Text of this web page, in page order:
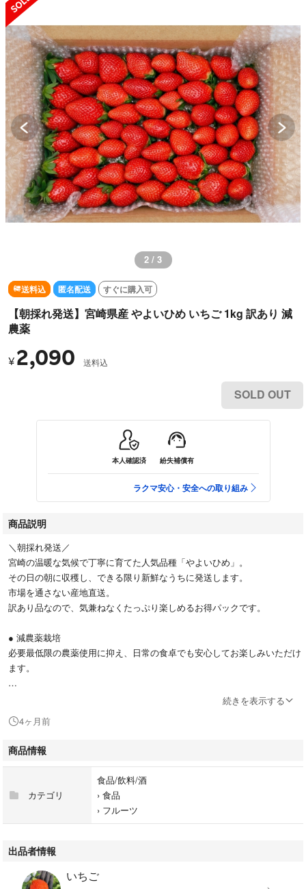
2 / 3
送料込 匿名配送 すぐに購入可
【朝採れ発送】宮崎県産 やよいひめ いちご 1kg 訳あり 減
農薬
¥ 2,090 送料込
SOLD OUT
本人確認済 紛失補償有
ラクマ安心・安全への取り組み
商品説明
＼朝採れ発送／
宮崎の温暖な気候で丁寧に育てた人気品種「やよいひめ」。
その日の朝に収穫し、できる限り新鮮なうちに発送します。
市場を通さない産地直送。
訳あり品なので、気兼ねなくたっぷり楽しめるお得パックです。
● 減農薬栽培
必要最低限の農薬使用に抑え、日常の食卓でも安心してお楽しみいただけ
ます。
みずみずしさと香りをそのままお届けします。
● 訳ありだからこそのお得感
サイズ不揃い・軽微なキズ等を含みます。
訳あり品なのでたっぷり約1kg(箱込)
そのままはもちろん、スイーツ作りやジャムにもおすすめです。
容量（〇kgなど）のご希望がある場合は、
在庫状況に応じて可能な範囲で対応いたします。
続きを表示する
4ヶ月前
商品情報
カテゴリ
食品/飲料/酒
› 食品
› フルーツ
出品者情報
いちご